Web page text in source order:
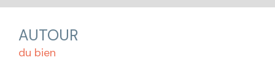
AUTOUR
du bien